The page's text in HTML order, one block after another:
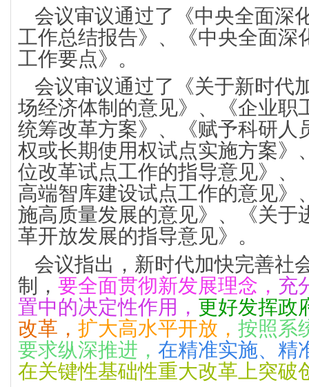
会议审议通过了《中央全面深
工作总结报告》、《中央全面深
工作要点》。
会议审议通过了《关于新时代
场经济体制的意见》、《企业职
统筹改革方案》、《赋予科研人
权或长期使用权试点实施方案》
位改革试点工作的指导意见》、
高端智库建设试点工作的意见》
施高质量发展的意见》、《关于
革开放发展的指导意见》。
会议指出，新时代加快完善社
制， 要全面贯彻新发展理念， 充
置中的决定性作用， 更好发挥政
改革， 扩大高水平开放， 按照系
要求纵深推进， 在精准实施、精
在关键性基础性重大改革上突破